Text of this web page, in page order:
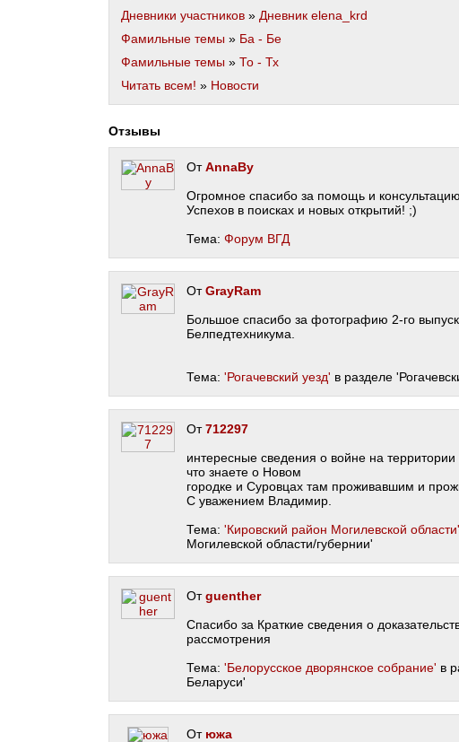
Дневники участников » Дневник elena_krd
Фамильные темы » Ба - Бе
Фамильные темы » То - Тх
Читать всем! » Новости
Отзывы
ОтAnnaBy
Огромное спасибо за помощь и
Успехов в поисках и новых открытий! ;)
Тема: Форум ВГД
ОтGrayRam
Большое спасибо за фотографию 2-го
Белпедтехникума.
Тема: 'Рогачевский уезд' в разделе
От712297
интересные сведения о войне на
что знаете о Новом
городке и Суровцах там проживавшим и
С уважением Владимир.
Тема: 'Кировский район Могилевской области'
Могилевской области/губернии'
Отguenther
Спасибо за Краткие сведения о
рассмотрения
Тема: 'Белорусское дворянское собрание' в
Беларуси'
От южа